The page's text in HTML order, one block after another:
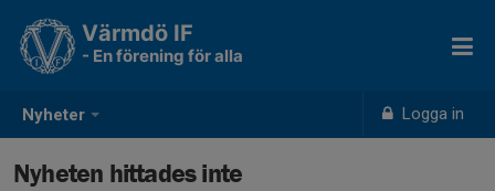
Nyheter Logga in
Värmdö IF
- En förening för alla
Nyheten hittades inte